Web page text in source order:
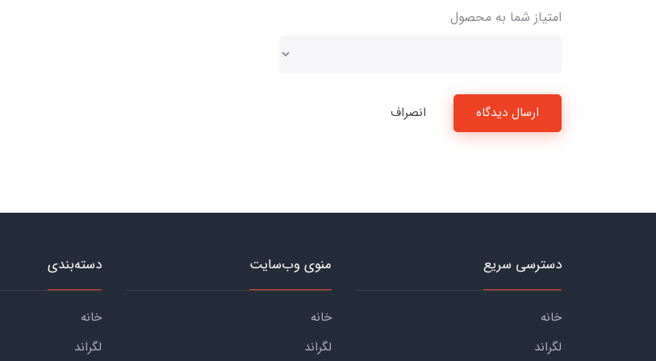
امتیاز شما به محصول
ارسال دیدگاه انصراف
دسترسی سریع
خانه
لگراند
منوی وب‌سایت
خانه
لگراند
دسته‌بندی
خانه
لگراند